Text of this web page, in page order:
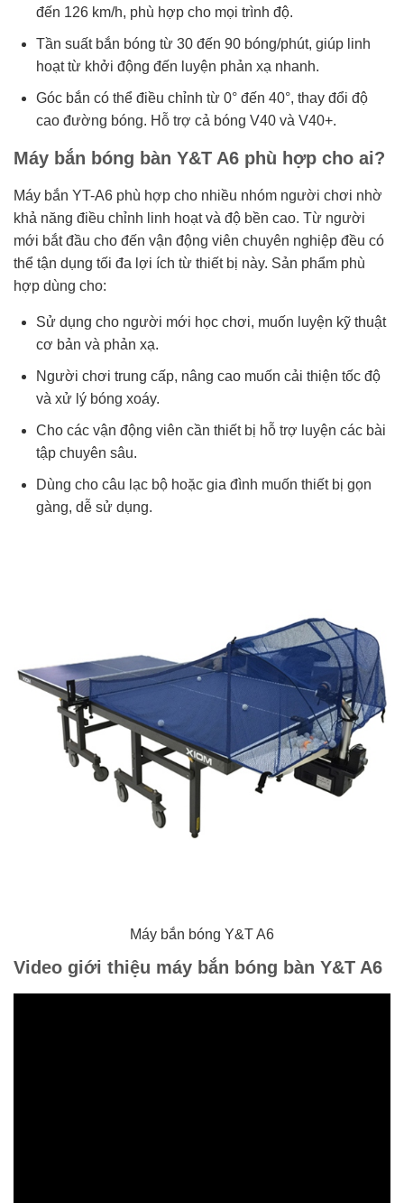
đến 126 km/h, phù hợp cho mọi trình độ.
Tần suất bắn bóng từ 30 đến 90 bóng/phút, giúp linh
hoạt từ khởi động đến luyện phản xạ nhanh.
Góc bắn có thể điều chỉnh từ 0° đến 40°, thay đổi độ
cao đường bóng. Hỗ trợ cả bóng V40 và V40+.
Máy bắn bóng bàn Y&T A6 phù hợp cho ai?
Máy bắn YT-A6 phù hợp cho nhiều nhóm người chơi nhờ
khả năng điều chỉnh linh hoạt và độ bền cao. Từ người
mới bắt đầu cho đến vận động viên chuyên nghiệp đều có
thể tận dụng tối đa lợi ích từ thiết bị này. Sản phẩm phù
hợp dùng cho:
Sử dụng cho người mới học chơi, muốn luyện kỹ thuật
cơ bản và phản xạ.
Người chơi trung cấp, nâng cao muốn cải thiện tốc độ
và xử lý bóng xoáy.
Cho các vận động viên cần thiết bị hỗ trợ luyện các bài
tập chuyên sâu.
Dùng cho câu lạc bộ hoặc gia đình muốn thiết bị gọn
gàng, dễ sử dụng.
Máy bắn bóng Y&T A6
Video giới thiệu máy bắn bóng bàn Y&T A6